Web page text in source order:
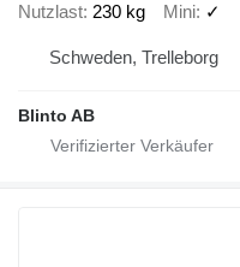
Nutzlast 230 kg Mini ✓
Schweden, Trelleborg
Blinto AB